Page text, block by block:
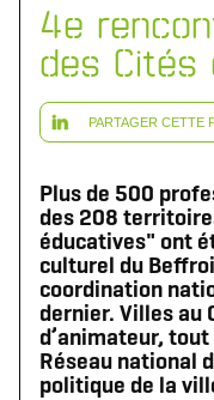
4e
des Cités
PARTAGER CETTE
Plus de 500
des 208
éducatives" ont
culturel du
coordination
dernier. Villes au
d’animateur,
Réseau national
politique de la